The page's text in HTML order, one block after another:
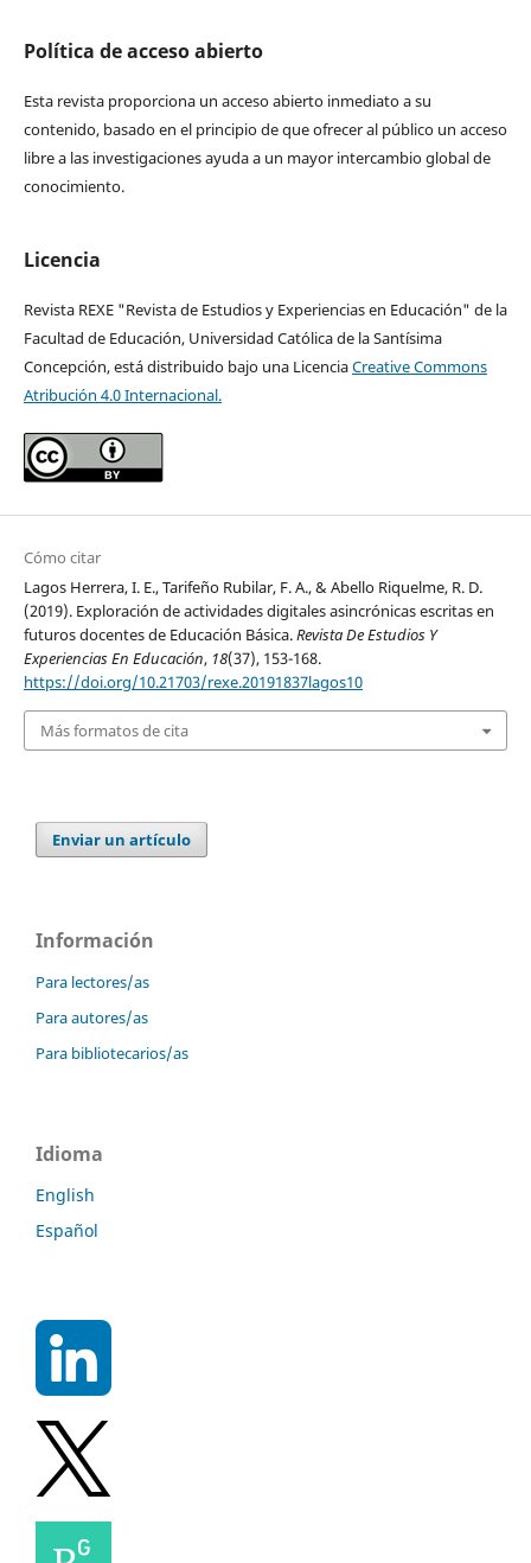
Política de acceso abierto
Esta revista proporciona un acceso abierto inmediato a su
contenido, basado en el principio de que ofrecer al público un acceso
libre a las investigaciones ayuda a un mayor intercambio global de
conocimiento.
Licencia
Revista REXE "Revista de Estudios y Experiencias en Educación" de la
Facultad de Educación, Universidad Católica de la Santísima
Concepción, está distribuido bajo una LicenciaCreative Commons
Atribución 4.0 Internacional.
Cómo citar
Lagos Herrera, I. E., Tarifeño Rubilar, F. A., & Abello Riquelme, R. D.
(2019). Exploración de actividades digitales asincrónicas escritas en
futuros docentes de Educación Básica.Revista De Estudios Y
Experiencias En Educación, 18(37), 153-168.
https://doi.org/10.21703/rexe.20191837lagos10
Más formatos de cita
Enviar un artículo
Información
Para lectores/as
Para autores/as
Para bibliotecarios/as
Idioma
English
Español